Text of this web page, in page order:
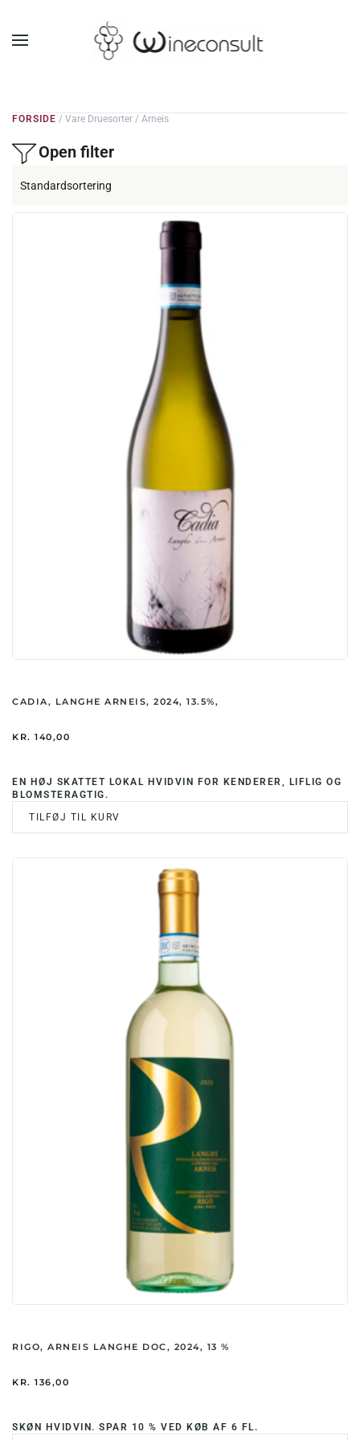
GÅ TIL HOVEDINDHOLD
FORSIDE / Vare Druesorter / Arneis
Open filter
CADIA, LANGHE ARNEIS, 2024, 13.5%,
KR. 140,00
EN HØJ SKATTET LOKAL HVIDVIN FOR KENDERER, LIFLIG OG
BLOMSTERAGTIG.
TILFØJ TIL KURV
RIGO, ARNEIS LANGHE DOC, 2024, 13 %
KR. 136,00
SKØN HVIDVIN. SPAR 10 % VED KØB AF 6 FL.